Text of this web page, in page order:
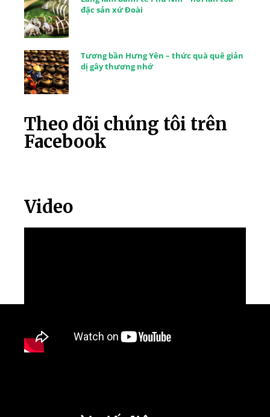
đặc sản xứ Đoài
Tương bần Hưng Yên – thức quà quê giản
dị gây thương nhớ
Theo dõi chúng tôi trên
Facebook
Video